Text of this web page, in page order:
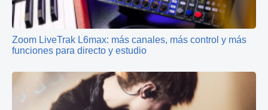
Zoom LiveTrak L6max: más canales, más control y más
funciones para directo y estudio